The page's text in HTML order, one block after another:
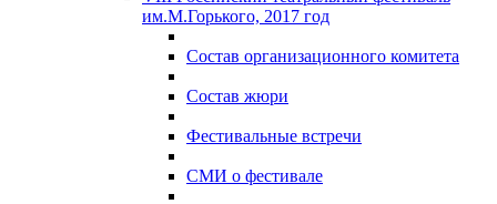
им.М.Горького, 2017 год
Состав организационного комитета
Состав жюри
Фестивальные встречи
СМИ о фестивале